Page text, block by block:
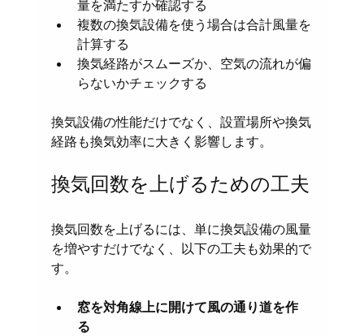
量を満たすか確認する
複数の換気設備を使う場合は合計風量を
計算する
換気経路がスムーズか、空気の流れが偏
らないかチェックする
換気設備の性能だけでなく、設置場所や換気
経路も換気効率に大きく影響します。
換気回数を上げるための工夫
換気回数を上げるには、単に換気設備の風量
を増やすだけでなく、以下の工夫も効果的で
す。
窓を対角線上に開けて風の通り道を作
る